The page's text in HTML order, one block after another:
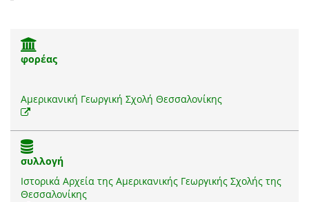
φορέας
Αμερικανική Γεωργική Σχολή Θεσσαλονίκης
συλλογή
Ιστορικά Αρχεία της Αμερικανικής Γεωργικής Σχολής της
Θεσσαλονίκης